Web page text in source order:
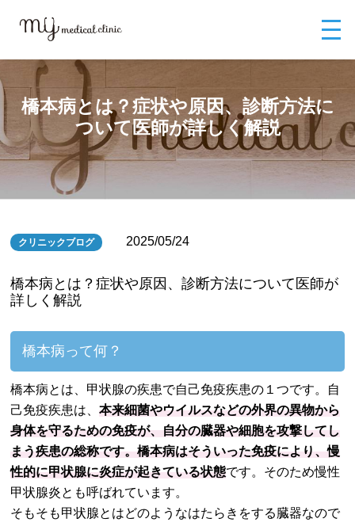
法について医師が詳しく解説
橋本病とは？症状や原因、診断方法に
ついて医師が詳しく解説
クリニックブログ 2025/05/24
橋本病とは？症状や原因、診断方法について医師が
詳しく解説
橋本病って何？
橋本病とは、甲状腺の疾患で自己免疫疾患の１つです。自
己免疫疾患は、本来細菌やウイルスなどの外界の異物から
身体を守るための免疫が、自分の臓器や細胞を攻撃してし
まう疾患の総称です。橋本病はそういった免疫により、慢
性的に甲状腺に炎症が起きている状態です。そのため慢性
甲状腺炎とも呼ばれています。
そもそも甲状腺とはどのようなはたらきをする臓器なので